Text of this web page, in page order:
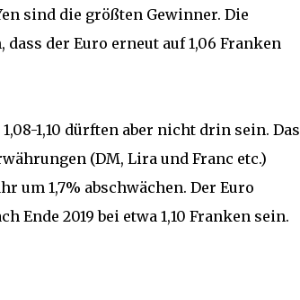
sind die größten Gewinner. Die
der Euro erneut auf 1,06 Franken
1,10 dürften aber nicht drin sein. Das
(DM, Lira und Franc etc.)
um 1,7% abschwächen. Der Euro
Ende 2019 bei etwa 1,10 Franken sein.